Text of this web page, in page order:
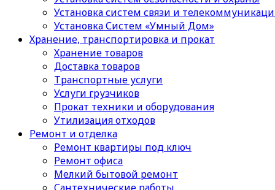
Установка систем связи и
Установка Систем «Умный Дом»
Хранение, транспортировка и прокат
Хранение товаров
Доставка товаров
Транспортные услуги
Услуги грузчиков
Прокат техники и оборудования
Утилизация отходов
Ремонт и отделка
Ремонт квартиры под ключ
Ремонт офиса
Мелкий бытовой ремонт
Сантехнические работы